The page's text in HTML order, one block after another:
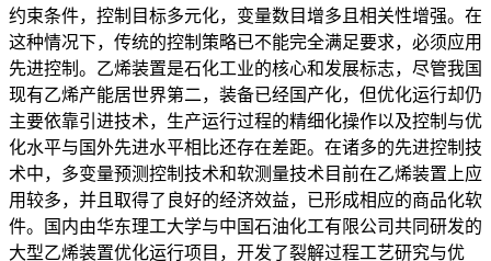
约束条件，控制目标多元化，变量数目增多且相关性增强。在
这种情况下，传统的控制策略已不能完全满足要求，必须应用
先进控制。乙烯装置是石化工业的核心和发展标志，尽管我国
现有乙烯产能居世界第二，装备已经国产化，但优化运行却仍
主要依靠引进技术，生产运行过程的精细化操作以及控制与优
化水平与国外先进水平相比还存在差距。在诸多的先进控制技
术中，多变量预测控制技术和软测量技术目前在乙烯装置上应
用较多，并且取得了良好的经济效益，已形成相应的商品化软
件。国内由华东理工大学与中国石油化工有限公司共同研发的
大型乙烯装置优化运行项目，开发了裂解过程工艺研究与优